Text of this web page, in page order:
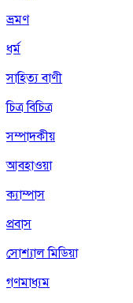
ভ্রমণ
ধর্ম
সাহিত্য বাণী
চিত্র বিচিত্র
সম্পাদকীয়
আবহাওয়া
ক্যাম্পাস
প্রবাস
সোশ্যাল মিডিয়া
গণমাধ্যম